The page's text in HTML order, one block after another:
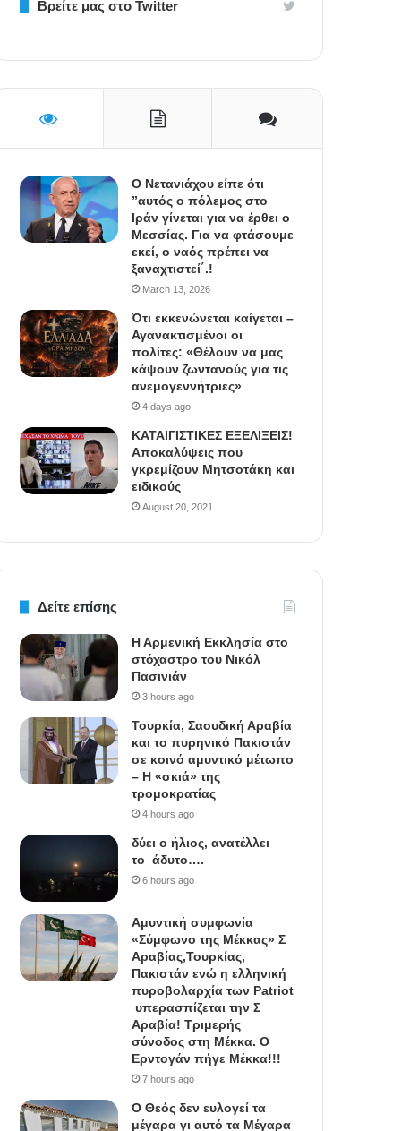
Βρείτε μας στο Twitter
Ο Νετανιάχου είπε ότι
”αυτός ο πόλεμος στο
Ιράν γίνεται για να έρθει ο
Μεσσίας. Για να φτάσουμε
εκεί, ο ναός πρέπει να
ξαναχτιστεί΄.!
March 13, 2026
Ότι εκκενώνεται καίγεται –
Αγανακτισμένοι οι
πολίτες: «Θέλουν να μας
κάψουν ζωντανούς για τις
ανεμογεννήτριες»
4 days ago
ΚΑΤΑΙΓΙΣΤΙΚΕΣ ΕΞΕΛΙΞΕΙΣ!
Αποκαλύψεις που
γκρεμίζουν Μητσοτάκη και
ειδικούς
August 20, 2021
Δείτε επίσης
Η Αρμενική Εκκλησία στο
στόχαστρο του Νικόλ
Πασινιάν
3 hours ago
Τουρκία, Σαουδική Αραβία
και το πυρηνικό Πακιστάν
σε κοινό αμυντικό μέτωπο
– Η «σκιά» της
τρομοκρατίας
4 hours ago
δύει ο ήλιος, ανατέλλει
το άδυτο….
6 hours ago
Αμυντική συμφωνία
«Σύμφωνο της Μέκκας» Σ
Αραβίας,Τουρκίας,
Πακιστάν ενώ η ελληνική
πυροβολαρχία των Patriot
υπερασπίζεται την Σ
Αραβία! Τριμερής
σύνοδος στη Μέκκα. Ο
Ερντογάν πήγε Μέκκα!!!
7 hours ago
Ο Θεός δεν ευλογεί τα
μέγαρα γι αυτό τα Μέγαρα